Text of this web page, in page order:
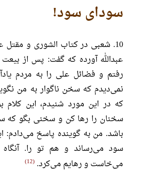
سودای سود!
10. شعبی در کتاب الشوری و
عبدالله آورده که گفت: پس از
رفتم و فضائل علی را به مردم
نمی‌دیدم که سخن ناگوار به من
که در این مورد شنیدم، این کلام
سخنان را رها کن و سخنی بگو که
باشد. من به گوینده پاسخ می‌دادم:
سود می‌رساند و هم تو را.
می‌خاست و رهایم می‌کرد. 12